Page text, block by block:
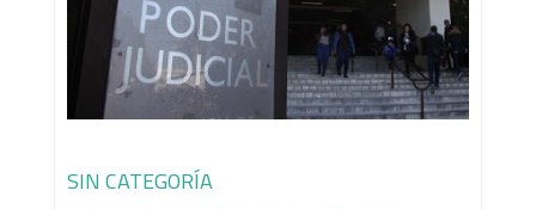
SIN CATEGORÍA